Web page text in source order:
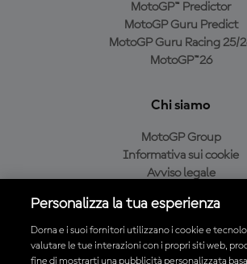
MotoGP™ Predictor
MotoGP Guru Predict
MotoGP Guru Racing 25/
MotoGP™26
Chi siamo
MotoGP Group
Informativa sui cookie
Avviso legale
Condizioni di acquisto
Personalizza la tua esperienza
Dorna e i suoi fornitori utilizzano i cookie e
valutare le tue interazioni con i propri siti web,
fine di mostrarti una pubblicità personalizzata